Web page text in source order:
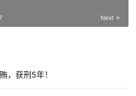
Next
，获刑5年！